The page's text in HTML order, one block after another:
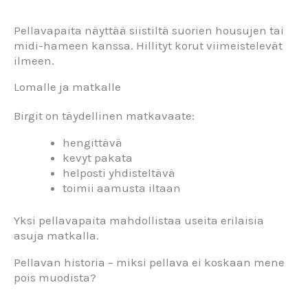
Pellavapaita näyttää siistiltä suorien housujen tai
midi-hameen kanssa. Hillityt korut viimeistelevät
ilmeen.
Lomalle ja matkalle
Birgit on täydellinen matkavaate:
hengittävä
kevyt pakata
helposti yhdisteltävä
toimii aamusta iltaan
Yksi pellavapaita mahdollistaa useita erilaisia
asuja matkalla.
Pellavan historia – miksi pellava ei koskaan mene
pois muodista?